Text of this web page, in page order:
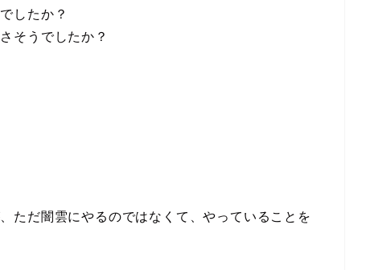
したか？
そうでしたか？
ただ闇雲にやるのではなくて、やっていることを